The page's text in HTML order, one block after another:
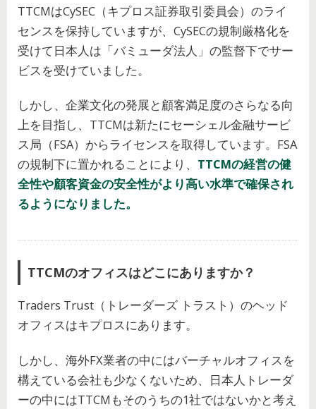
TTCMはCySEC（キプロス証券取引委員会）のライ
センスを保持していますが、CySECの規制厳格化を
受けて日本人は「バミューダ法人」の監督下でサー
ビスを受けていました。
しかし、企業文化の発展と顧客満足度のさらなる向
上を目指し、TTCMは新たにセーシェル金融サービ
ス局（FSA）からライセンスを取得しています。FSA
の規制下に置かれることにより、 TTCMの経営の健
全性や顧客資金の安全性がより高い水準で確保され
るようになりました。
TTCMのオフィスはどこにありますか？
Traders Trust（トレーダーズ トラスト）のヘッド
オフィスはキプロスにあります。
しかし、海外FX業者の中にはバーチャルオフィスを
構えている会社も少なくないため、日本人トレーダ
ーの中にはTTCMもそのうちの1社ではないかと考え